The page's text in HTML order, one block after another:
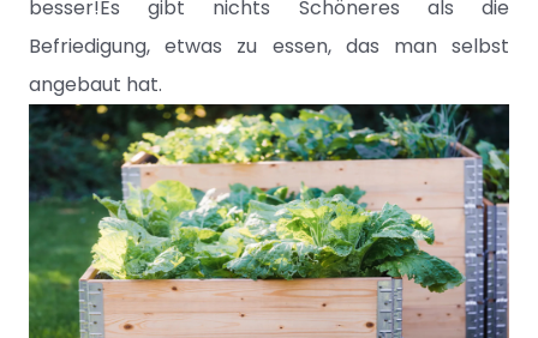
besser!Es gibt nichts Schöneres als die
Befriedigung, etwas zu essen, das man selbst
angebaut hat.